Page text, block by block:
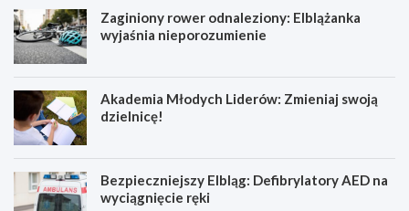
Zaginiony rower odnaleziony: Elblążanka
wyjaśnia nieporozumienie
Akademia Młodych Liderów: Zmieniaj swoją
dzielnicę!
Bezpieczniejszy Elbląg: Defibrylatory AED na
wyciągnięcie ręki